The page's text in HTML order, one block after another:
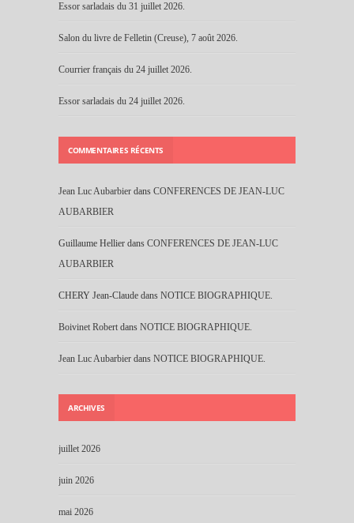
Essor sarladais du 31 juillet 2026.
Salon du livre de Felletin (Creuse), 7 août 2026.
Courrier français du 24 juillet 2026.
Essor sarladais du 24 juillet 2026.
COMMENTAIRES RÉCENTS
Jean Luc Aubarbier dans CONFERENCES DE JEAN-LUC
AUBARBIER
Guillaume Hellier dans CONFERENCES DE JEAN-LUC
AUBARBIER
CHERY Jean-Claude dans NOTICE BIOGRAPHIQUE.
Boivinet Robert dans NOTICE BIOGRAPHIQUE.
Jean Luc Aubarbier dans NOTICE BIOGRAPHIQUE.
ARCHIVES
juillet 2026
juin 2026
mai 2026